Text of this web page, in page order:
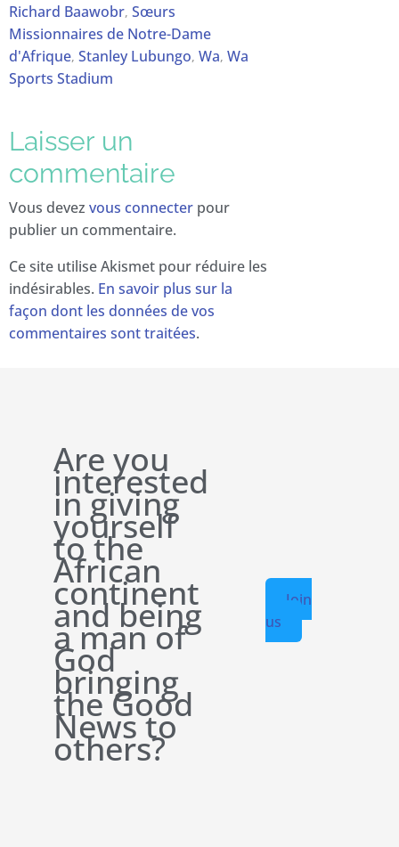
Richard Baawobr, Sœurs
Missionnaires de Notre-Dame
d'Afrique, Stanley Lubungo, Wa, Wa
Sports Stadium
Laisser un
commentaire
Vous devez vous connecter pour
publier un commentaire.
Ce site utilise Akismet pour réduire les
indésirables. En savoir plus sur la
façon dont les données de vos
commentaires sont traitées.
Are you
interested
in giving
yourself
to the
African
continent
and being
a man of
God
bringing
the Good
News to
others?
Join
us